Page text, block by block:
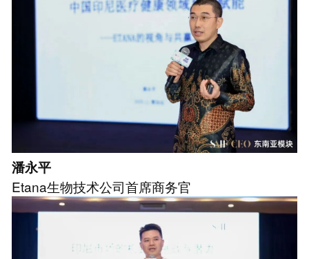
潘永平
Etana生物技术公司首席商务官